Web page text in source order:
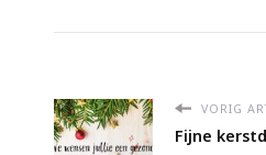
VORIG
Fijne